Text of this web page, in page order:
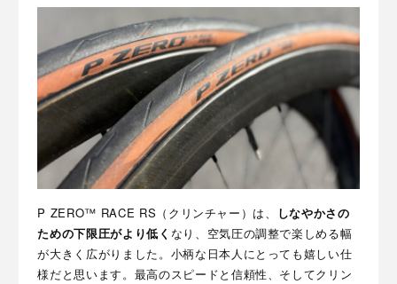
P ZERO™ RACE RS（クリンチャー）は、
しなやかさの
ための下限圧がより低く なり、空気圧の調整で楽しめる幅
が大きく広がりました。小柄な日本人にとっても嬉しい仕
様だと思います。最高のスピードと信頼性、そしてクリン